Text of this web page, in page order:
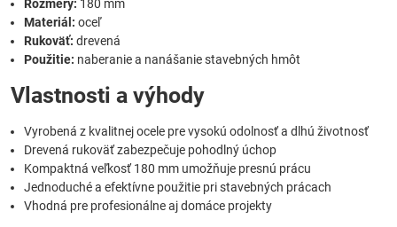
Rozmery: 180 mm
Materiál: oceľ
Rukoväť: drevená
Použitie: naberanie a nanášanie stavebných hmôt
Vlastnosti a výhody
Vyrobená z kvalitnej ocele pre vysokú odolnosť a dlhú životnosť
Drevená rukoväť zabezpečuje pohodlný úchop
Kompaktná veľkosť 180 mm umožňuje presnú prácu
Jednoduché a efektívne použitie pri stavebných prácach
Vhodná pre profesionálne aj domáce projekty